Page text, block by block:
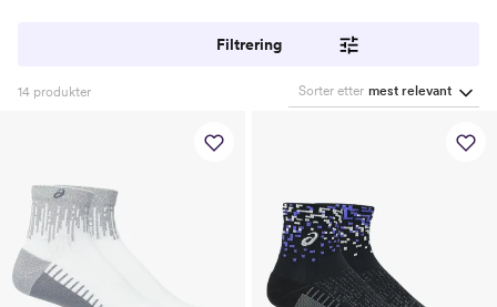
Filtrering
14 produkter Sorter etter mest relevant